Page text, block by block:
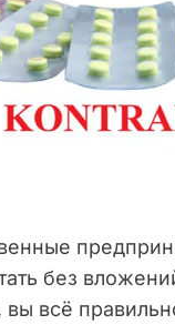
без
всё